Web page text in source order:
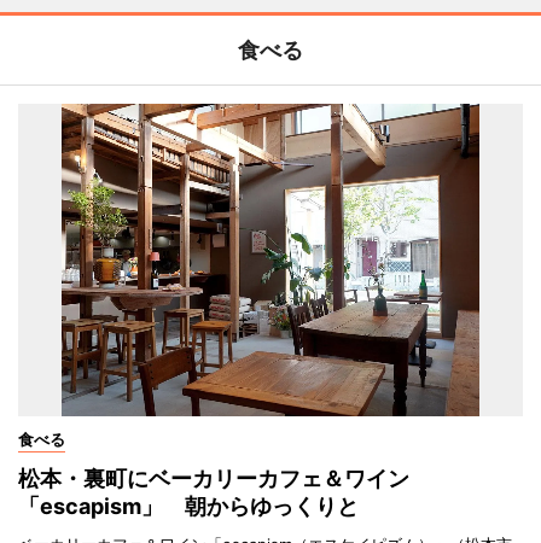
食べる
食べる
松本・裏町にベーカリーカフェ＆ワイン
「escapism」 朝からゆっくりと